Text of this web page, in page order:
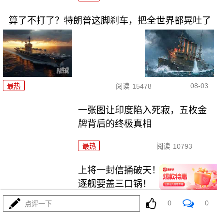
算了不打了？特朗普这脚刹车，把全世界都晃吐了
最热 阅读 15478 08-03
一张图让印度陷入死寂，五枚金
牌背后的终极真相
最热 阅读 10793
上将一封信捅破天！美军五艘驱
逐舰要盖三口锅！
阅读 7395
点评一下 0 0